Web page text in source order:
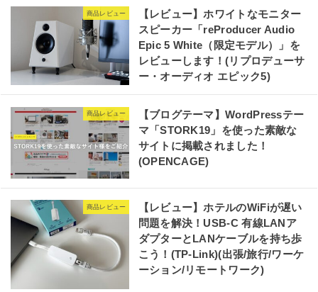
商品レビュー
【レビュー】ホワイトなモニター
スピーカー「reProducer Audio
Epic 5 White（限定モデル）」を
レビューします！(リプロデューサ
ー・オーディオ エピック5)
商品レビュー
【ブログテーマ】WordPressテー
マ「STORK19」を使った素敵な
サイトに掲載されました！
(OPENCAGE)
商品レビュー
【レビュー】ホテルのWiFiが遅い
問題を解決！USB-C 有線LANア
ダプターとLANケーブルを持ち歩
こう！(TP-Link)(出張/旅行/ワーケ
ーション/リモートワーク)